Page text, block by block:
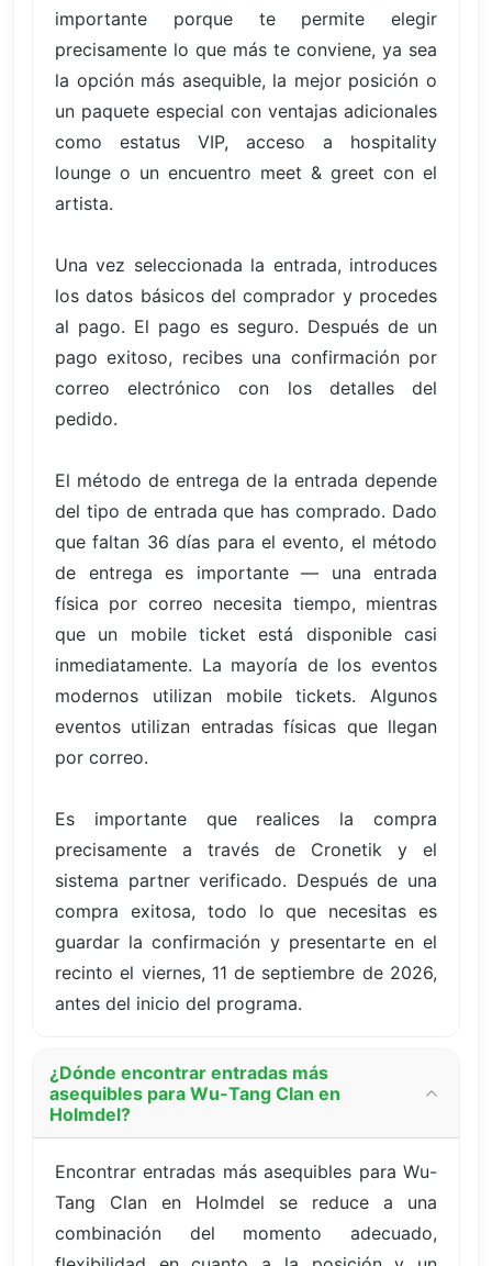
importante porque te permite elegir
precisamente lo que más te conviene, ya sea
la opción más asequible, la mejor posición o
un paquete especial con ventajas adicionales
como estatus VIP, acceso a hospitality
lounge o un encuentro meet & greet con el
artista.
Una vez seleccionada la entrada, introduces
los datos básicos del comprador y procedes
al pago. El pago es seguro. Después de un
pago exitoso, recibes una confirmación por
correo electrónico con los detalles del
pedido.
El método de entrega de la entrada depende
del tipo de entrada que has comprado. Dado
que faltan 36 días para el evento, el método
de entrega es importante — una entrada
física por correo necesita tiempo, mientras
que un mobile ticket está disponible casi
inmediatamente. La mayoría de los eventos
modernos utilizan mobile tickets. Algunos
eventos utilizan entradas físicas que llegan
por correo.
Es importante que realices la compra
precisamente a través de Cronetik y el
sistema partner verificado. Después de una
compra exitosa, todo lo que necesitas es
guardar la confirmación y presentarte en el
recinto el viernes, 11 de septiembre de 2026,
antes del inicio del programa.
¿Dónde encontrar entradas más
asequibles para Wu-Tang Clan en
Holmdel?
Encontrar entradas más asequibles para Wu-
Tang Clan en Holmdel se reduce a una
combinación del momento adecuado,